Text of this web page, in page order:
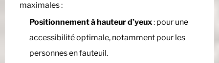
maximales :
Positionnement à hauteur d’yeux: pour une
accessibilité optimale, notamment pour les
personnes en fauteuil.